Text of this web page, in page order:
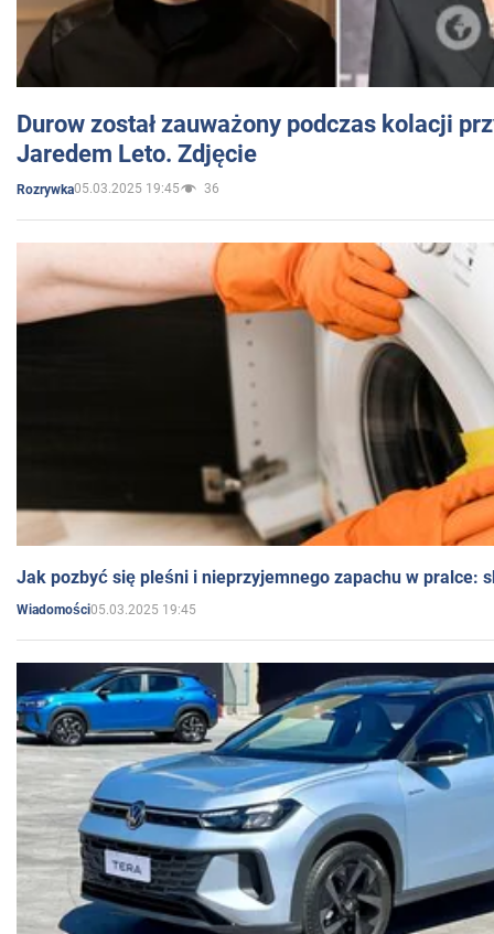
Durow został zauważony podczas kolacji
Jaredem Leto. Zdjęcie
Rozrywka05.03.2025 19:45 36
Jak pozbyć się pleśni i nieprzyjemnego zapachu w pralce:
Wiadomości05.03.2025 19:45